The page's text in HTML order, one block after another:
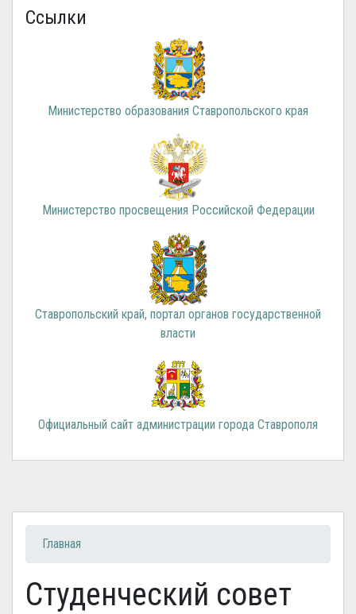
Ссылки
Министерство образования Ставропольского края
Министерство просвещения Российской Федерации
Ставропольский край, портал органов государственной
власти
Официальный сайт администрации города Ставрополя
Вы здесь
Главная
Студенческий совет